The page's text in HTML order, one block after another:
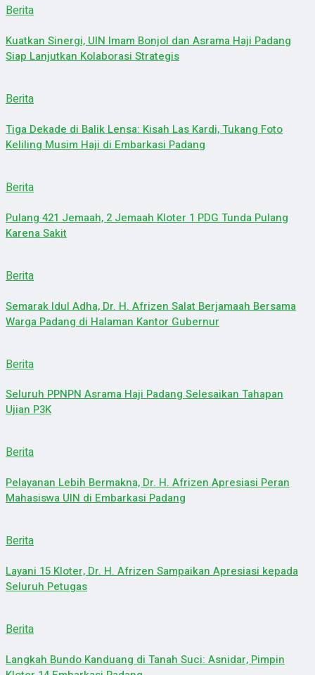
Berita
Kuatkan Sinergi, UIN Imam Bonjol dan Asrama Haji Padang
Siap Lanjutkan Kolaborasi Strategis
Berita
Tiga Dekade di Balik Lensa: Kisah Las Kardi, Tukang Foto
Keliling Musim Haji di Embarkasi Padang
Berita
Pulang 421 Jemaah, 2 Jemaah Kloter 1 PDG Tunda Pulang
Karena Sakit
Berita
Semarak Idul Adha, Dr. H. Afrizen Salat Berjamaah Bersama
Warga Padang di Halaman Kantor Gubernur
Berita
Seluruh PPNPN Asrama Haji Padang Selesaikan Tahapan
Ujian P3K
Berita
Pelayanan Lebih Bermakna, Dr. H. Afrizen Apresiasi Peran
Mahasiswa UIN di Embarkasi Padang
Berita
Layani 15 Kloter, Dr. H. Afrizen Sampaikan Apresiasi kepada
Seluruh Petugas
Berita
Langkah Bundo Kanduang di Tanah Suci: Asnidar, Pimpin